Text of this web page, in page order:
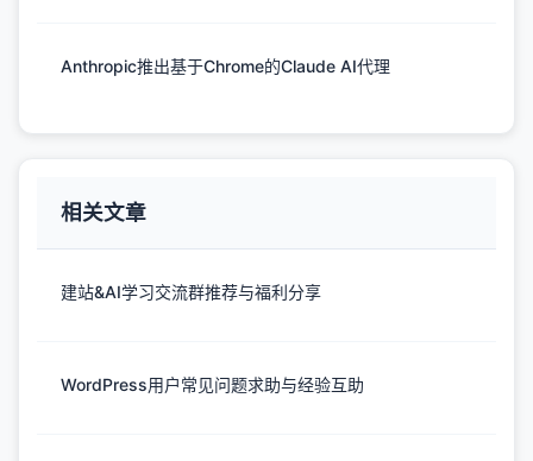
Anthropic推出基于Chrome的Claude AI代理
相关文章
建站&AI学习交流群推荐与福利分享
WordPress用户常见问题求助与经验互助